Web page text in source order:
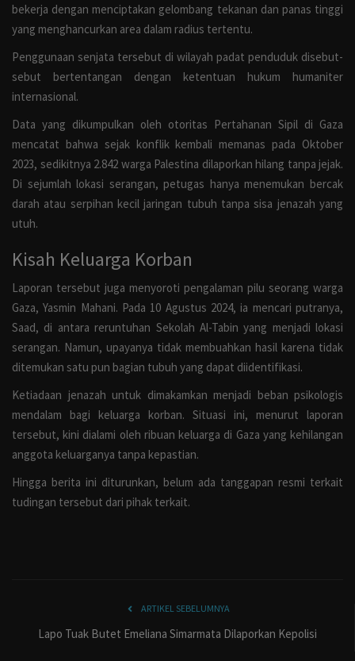
bekerja dengan menciptakan gelombang tekanan dan panas tinggi
yang menghancurkan area dalam radius tertentu.
Penggunaan senjata tersebut di wilayah padat penduduk disebut-
sebut bertentangan dengan ketentuan hukum humaniter
internasional.
Data yang dikumpulkan oleh otoritas Pertahanan Sipil di Gaza
mencatat bahwa sejak konflik kembali memanas pada Oktober
2023, sedikitnya 2.842 warga Palestina dilaporkan hilang tanpa jejak.
Di sejumlah lokasi serangan, petugas hanya menemukan bercak
darah atau serpihan kecil jaringan tubuh tanpa sisa jenazah yang
utuh.
Kisah Keluarga Korban
Laporan tersebut juga menyoroti pengalaman pilu seorang warga
Gaza, Yasmin Mahani. Pada 10 Agustus 2024, ia mencari putranya,
Saad, di antara reruntuhan Sekolah Al-Tabin yang menjadi lokasi
serangan. Namun, upayanya tidak membuahkan hasil karena tidak
ditemukan satu pun bagian tubuh yang dapat diidentifikasi.
Ketiadaan jenazah untuk dimakamkan menjadi beban psikologis
mendalam bagi keluarga korban. Situasi ini, menurut laporan
tersebut, kini dialami oleh ribuan keluarga di Gaza yang kehilangan
anggota keluarganya tanpa kepastian.
Hingga berita ini diturunkan, belum ada tanggapan resmi terkait
tudingan tersebut dari pihak terkait.
ARTIKEL SEBELUMNYA
Lapo Tuak Butet Emeliana Simarmata Dilaporkan Kepolisi